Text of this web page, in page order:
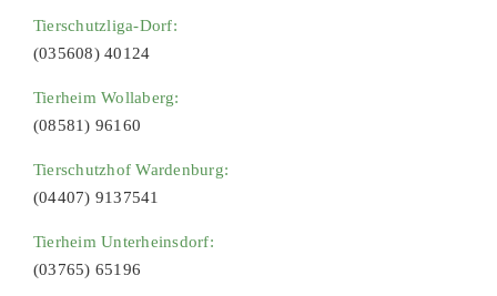
Tierschutzliga-Dorf:
(035608) 40124
Tierheim Wollaberg:
(08581) 96160
Tierschutzhof Wardenburg:
(04407) 9137541
Tierheim Unterheinsdorf:
(03765) 65196